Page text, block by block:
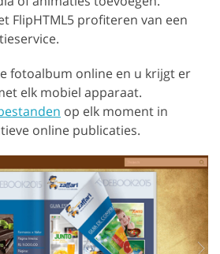
FlipHTML5 profiteren van een
fotoalbum online en u krijgt er
elk mobiel apparaat.
op elk moment in
online publicaties.